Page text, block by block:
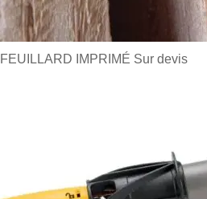
FEUILLARD IMPRIMÉ Sur devis